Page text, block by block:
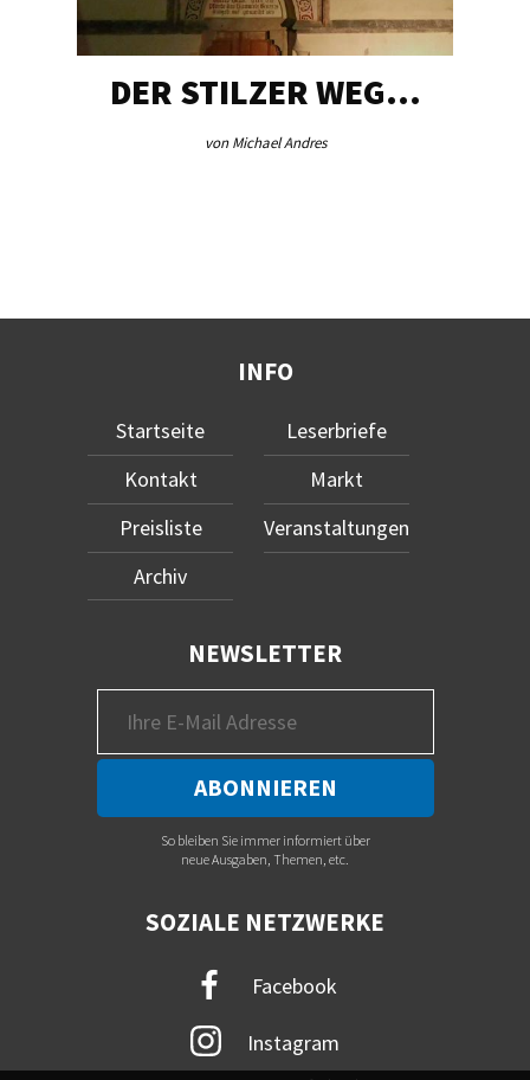
DER STILZER WEG…
von Michael Andres
INFO
Startseite
Kontakt
Preisliste
Archiv
Leserbriefe
Markt
Veranstaltungen
NEWSLETTER
So bleiben Sie immer informiert über
neue Ausgaben, Themen, etc.
SOZIALE NETZWERKE
Facebook
Instagram